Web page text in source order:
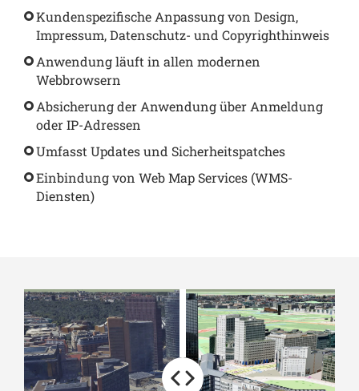
Kundenspezifische Anpassung von Design,
Impressum, Datenschutz- und Copyrighthinweis
Anwendung läuft in allen modernen
Webbrowsern
Absicherung der Anwendung über Anmeldung
oder IP-Adressen
Umfasst Updates und Sicherheitspatches
Einbindung von Web Map Services (WMS-
Diensten)